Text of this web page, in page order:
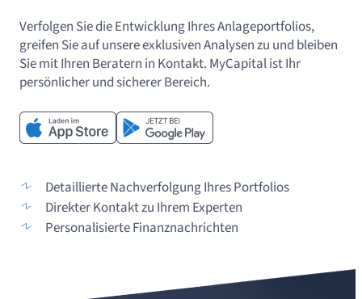
Verfolgen Sie die Entwicklung Ihres Anlageportfolios,
greifen Sie auf unsere exklusiven Analysen zu und bleiben
Sie mit Ihren Beratern in Kontakt. MyCapital ist Ihr
persönlicher und sicherer Bereich.
Detaillierte Nachverfolgung Ihres Portfolios
Direkter Kontakt zu Ihrem Experten
Personalisierte Finanznachrichten